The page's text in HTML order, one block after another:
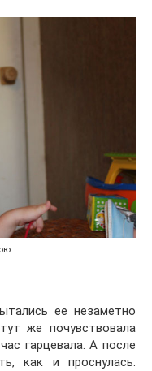
ее незаметно
же почувствовала
гарцевала. А после
как и проснулась.